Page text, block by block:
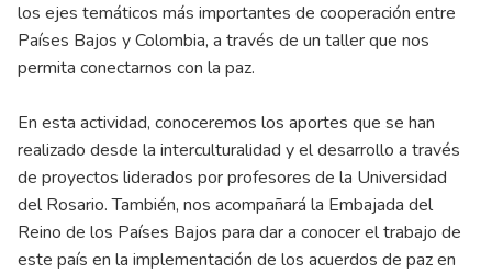
los ejes temáticos más importantes de cooperación entre
Países Bajos y Colombia, a través de un taller que nos
permita conectarnos con la paz.
En esta actividad, conoceremos los aportes que se han
realizado desde la interculturalidad y el desarrollo a través
de proyectos liderados por profesores de la Universidad
del Rosario. También, nos acompañará la Embajada del
Reino de los Países Bajos para dar a conocer el trabajo de
este país en la implementación de los acuerdos de paz en